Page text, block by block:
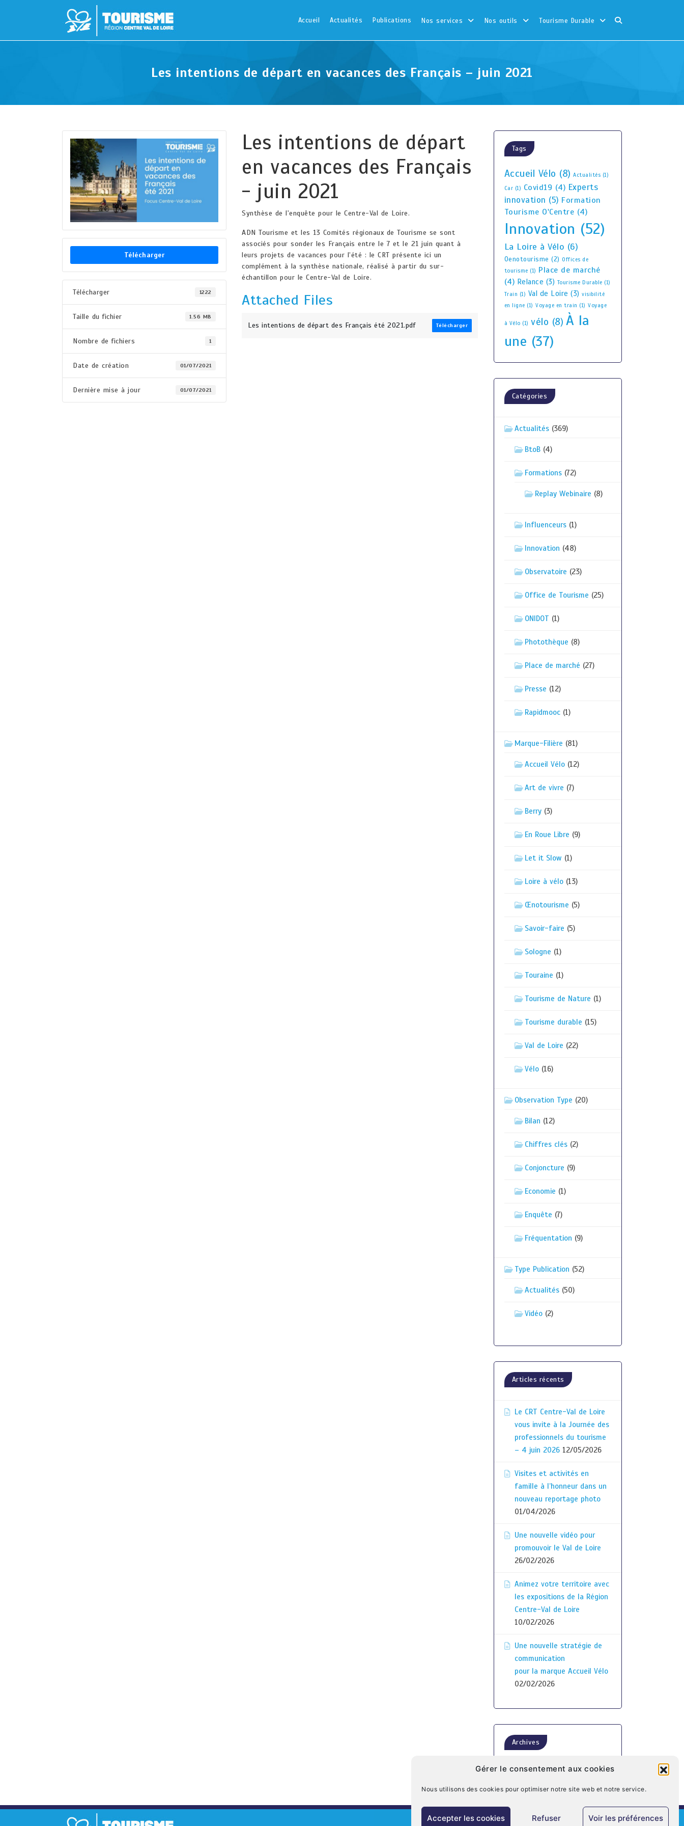
Gérer le consentement aux cookies
Nous utilisons des cookies pour optimiser notre site web et notre service.
Accepter les cookies Refuser Voir les préférences
Accueil Actualités Publications Nos services Nos outils Tourisme Durable
Les intentions de départ en vacances des Français – juin 2021
Télécharger
Télécharger 1222
Taille du fichier 1.56 MB
Nombre de fichiers 1
Date de création 01/07/2021
Dernière mise à jour 01/07/2021
Les intentions de départ
en vacances des Français
- juin 2021
Synthèse de l'enquête pour le Centre-Val de Loire.
ADN Tourisme et les 13 Comités régionaux de Tourisme se sont
associés pour sonder les Français entre le 7 et le 21 juin quant à
leurs projets de vacances pour l’été : le CRT présente ici un
complément à la synthèse nationale, réalisé à partir du sur-
échantillon pour le Centre-Val de Loire.
Attached Files
Les intentions de départ des Français été 2021.pdf Télécharger
Tags
Accueil Vélo (8) Actualités (1)
Car (1) Covid19 (4) Experts
innovation (5) Formation
Tourisme O'Centre (4)
Innovation (52)
La Loire à Vélo (6)
Oenotourisme (2) Offices de
tourisme (1) Place de marché
(4) Relance (3) Tourisme Durable (1)
Train (1) Val de Loire (3) visibilité
en ligne (1) Voyage en train (1) Voyage
à Vélo (1) vélo (8) À la
une (37)
Catégories
Actualités(369)
BtoB(4)
Formations(72)
Replay Webinaire (8)
Influenceurs(1)
Innovation (48)
Observatoire (23)
Office de Tourisme (25)
ONIDOT (1)
Photothèque (8)
Place de marché (27)
Presse (12)
Rapidmooc(1)
Marque-Filière (81)
Accueil Vélo(12)
Art de vivre (7)
Berry(3)
En Roue Libre (9)
Let it Slow (1)
Loire à vélo(13)
Œnotourisme (5)
Savoir-faire (5)
Sologne (1)
Touraine (1)
Tourisme de Nature (1)
Tourisme durable (15)
Val de Loire (22)
Vélo(16)
Observation Type (20)
Bilan (12)
Chiffres clés(2)
Conjoncture (9)
Economie (1)
Enquête (7)
Fréquentation (9)
Type Publication (52)
Actualités(50)
Vidéo(2)
Articles récents
Le CRT Centre-Val de Loire
vous invite à la Journée des
professionnels du tourisme
– 4 juin 2026 12/05/2026
Visites et activités en
famille à l’honneur dans un
nouveau reportage photo
01/04/2026
Une nouvelle vidéo pour
promouvoir le Val de Loire
26/02/2026
Animez votre territoire avec
les expositions de la Région
Centre-Val de Loire
10/02/2026
Une nouvelle stratégie de
communication
pour la marque Accueil Vélo
02/02/2026
Archives